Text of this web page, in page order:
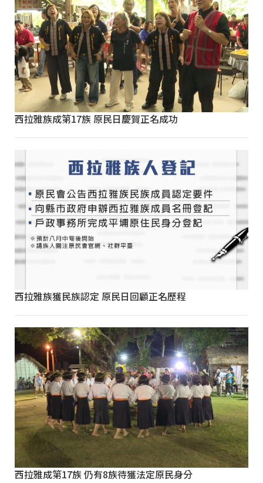
西拉雅族成第17族 原民日慶賀正名成功
西拉雅族獲民族認定 原民日回顧正名歷程
西拉雅成第17族 仍有8族待獲法定原民身分